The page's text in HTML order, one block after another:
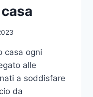
casa ogni
alle
a soddisfare
da